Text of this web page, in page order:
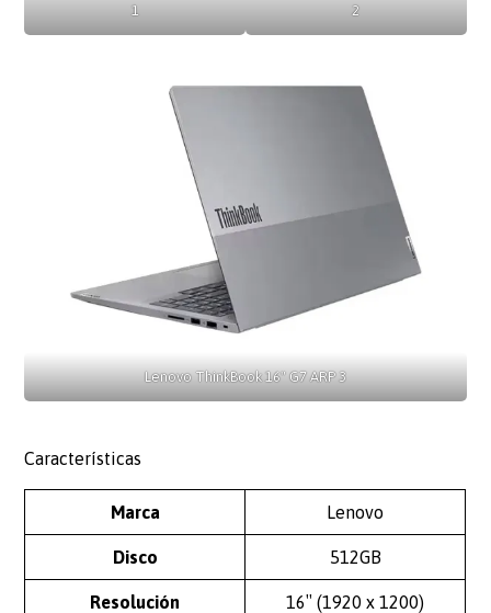
1
2
Lenovo ThinkBook 16" G7 ARP 3
Características
Marca Lenovo
Disco 512GB
Resolución 16″ (1920 x 1200)